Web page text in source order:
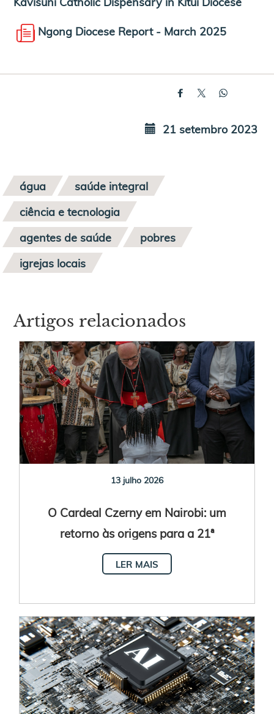
Ngong Diocese Report - March 2025
21 setembro 2023
água
saúde integral
ciência e tecnologia
agentes de saúde
pobres
igrejas locais
Artigos relacionados
13 julho 2026
O Cardeal Czerny em Nairobi: um
retorno às origens para a 21ª
Assembleia Plenária da AMECEA
LER MAIS